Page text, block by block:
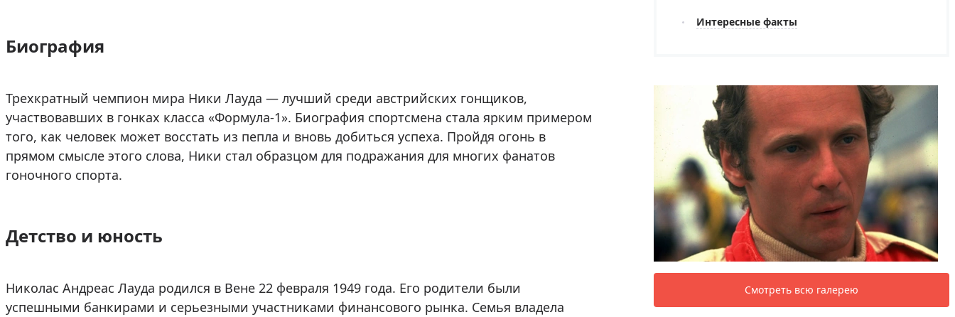
Биография
Трехкратный чемпион мира Ники Лауда — лучший среди австрийских гонщиков,
участвовавших в гонках класса «Формула-1». Биография спортсмена стала ярким примером
того, как человек может восстать из пепла и вновь добиться успеха. Пройдя огонь в
прямом смысле этого слова, Ники стал образцом для подражания для многих фанатов
гоночного спорта.
Детство и юность
Николас Андреас Лауда родился в Вене 22 февраля 1949 года. Его родители были
успешными банкирами и серьезными участниками финансового рынка. Семья владела
Интересные факты
Смотреть всю галерею